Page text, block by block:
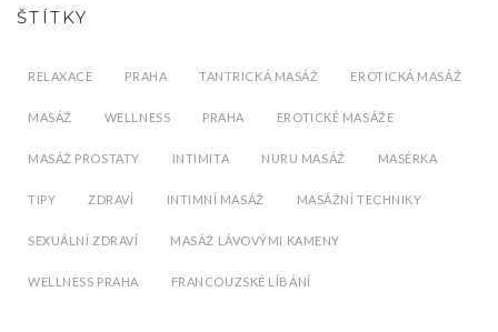
ŠTÍTKY
RELAXACE PRAHA TANTRICKÁ MASÁŽ EROTICKÁ MASÁŽ
MASÁŽ WELLNESS PRAHA EROTICKÉ MASÁŽE
MASÁŽ PROSTATY INTIMITA NURU MASÁŽ MASÉRKA
TIPY ZDRAVÍ INTIMNÍ MASÁŽ MASÁŽNÍ TECHNIKY
SEXUÁLNÍ ZDRAVÍ MASÁŽ LÁVOVÝMI KAMENY
WELLNESS PRAHA FRANCOUZSKÉ LÍBÁNÍ